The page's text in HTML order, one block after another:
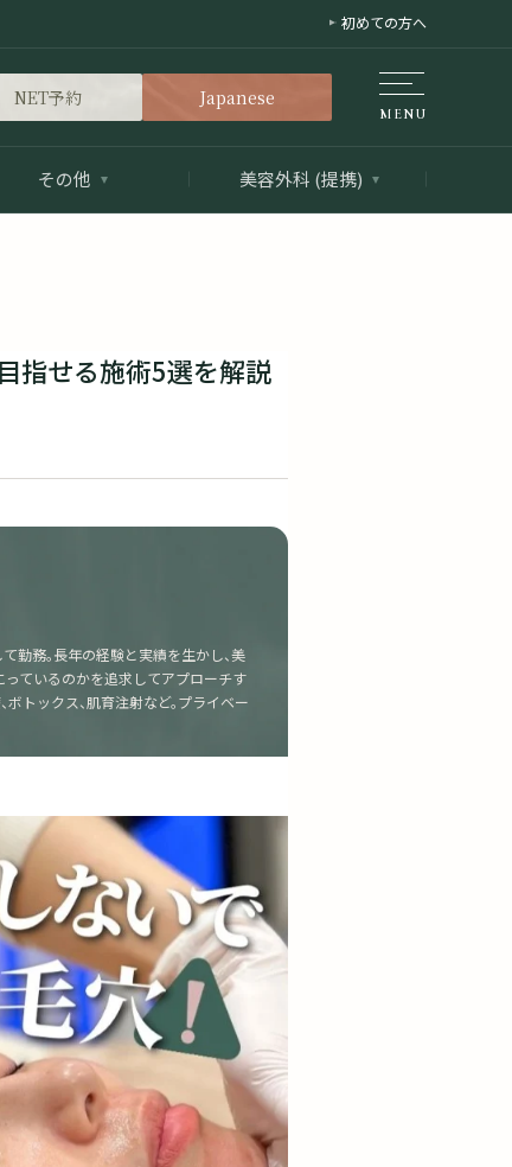
初めての方へ
NET予約 Japanese
その他 美容外科 (提携)
目指せる施術5選を解説
勤務。長年の経験と実績を生かし、美
っているのかを追求してアプローチす
トックス、肌育注射など。プライベー